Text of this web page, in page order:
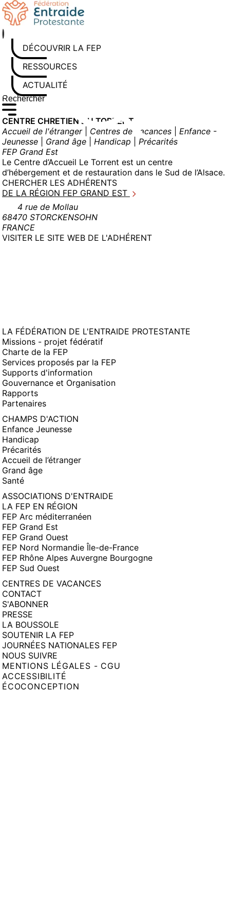
Aller
au
contenu
DÉCOUVRIR LA FEP
RESSOURCES
ACTUALITÉS
Rechercher sur le site
Saisissez au moins 3 caractères pour lancer la recherche
CENTRE CHRETIEN DU TORRENT
Accueil de l'étranger| Centres de vacances
Enfance -
Jeunesse
Grand âge Handicap
Précarités
FEP Grand Est
Le Centre d’Accueil Le Torrent est un centre
d’hébergement et de restauration dans le Sud de l’Alsace.
CHERCHER LES ADHÉRENTS
DE LA RÉGION FEP GRAND EST
4 rue de Mollau
68470 STORCKENSOHN
FRANCE
VISITER LE SITE WEB DE L'ADHÉRENT(NOUVELLE
LA FÉDÉRATION DE L'ENTRAIDE PROTESTANTE
Missions - projet fédératif
Charte de la FEP
Services proposés par la FEP
Supports d'information
Gouvernance et Organisation
Rapports
Partenaires
CHAMPS D'ACTION
Enfance Jeunesse
Handicap
Précarités
Accueil de l’étranger
Grand âge
Santé
ASSOCIATIONS D'ENTRAIDE
LA FEP EN RÉGION
FEP Arc méditerranéen
FEP Grand Est
FEP Grand Ouest
FEP Nord Normandie Île-de-France
FEP Rhône Alpes Auvergne Bourgogne
FEP Sud Ouest
CENTRES DE VACANCES
CONTACT
S'ABONNER
PRESSE
LA BOUSSOLE
SOUTENIR LA FEP
JOURNÉES NATIONALES FEP
NOUS SUIVRE
MENTIONS LÉGALES - CGU
ACCESSIBILITÉ
ÉCOCONCEPTION